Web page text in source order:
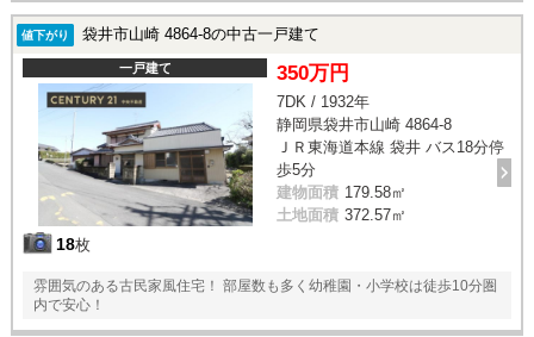
値下がり 袋井市山崎 4864-8の中古一戸建て
一戸建て
18枚
350万円
7DK / 1932年
静岡県袋井市山崎 4864-8
ＪＲ東海道本線 袋井 バス18分停
歩5分
建物面積 179.58㎡
土地面積 372.57㎡
雰囲気のある古民家風住宅！ 部屋数も多く幼稚園・小学校は徒歩10分圏
内で安心！